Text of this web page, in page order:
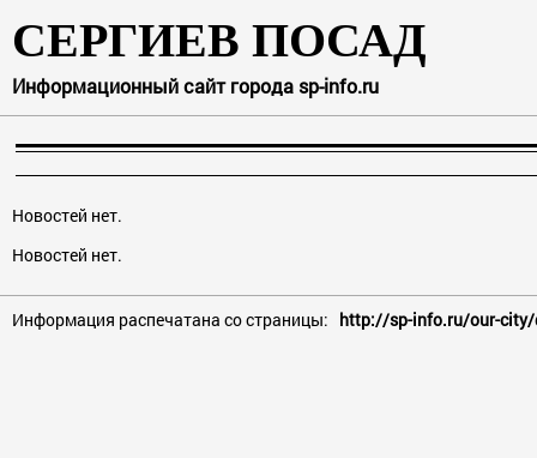
СЕРГИЕВ ПОСАД
Информационный сайт города sp-info.ru
Новостей нет.
Новостей нет.
Информация распечатана со страницы: http://sp-info.ru/our-